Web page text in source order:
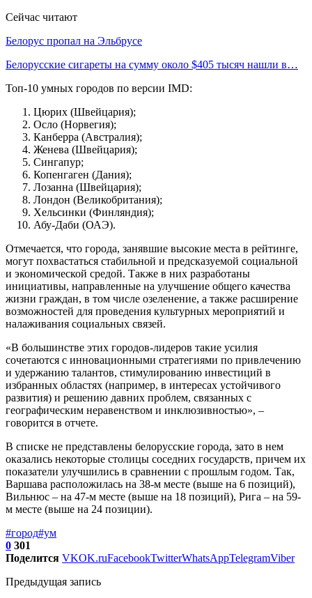
Сейчас читают
Белорус пропал на Эльбрусе
Белорусские сигареты на сумму около $405 тысяч нашли в…
Топ-10 умных городов по версии IMD:
Цюрих (Швейцария);
Осло (Норвегия);
Канберра (Австралия);
Женева (Швейцария);
Сингапур;
Копенгаген (Дания);
Лозанна (Швейцария);
Лондон (Великобритания);
Хельсинки (Финляндия);
Абу-Даби (ОАЭ).
Отмечается, что города, занявшие высокие места в рейтинге,
могут похвастаться стабильной и предсказуемой социальной
и экономической средой. Также в них разработаны
инициативы, направленные на улучшение общего качества
жизни граждан, в том числе озеленение, а также расширение
возможностей для проведения культурных мероприятий и
налаживания социальных связей.
«В большинстве этих городов-лидеров такие усилия
сочетаются с инновационными стратегиями по привлечению
и удержанию талантов, стимулированию инвестиций в
избранных областях (например, в интересах устойчивого
развития) и решению давних проблем, связанных с
географическим неравенством и инклюзивностью», –
говорится в отчете.
В списке не представлены белорусские города, зато в нем
оказались некоторые столицы соседних государств, причем их
показатели улучшились в сравнении с прошлым годом. Так,
Варшава расположилась на 38-м месте (выше на 6 позиций),
Вильнюс – на 47-м месте (выше на 18 позиций), Рига – на 59-
м месте (выше на 24 позиции).
#город#ум
0 301
Поделится VKOK.ruFacebookTwitterWhatsAppTelegramViber
Предыдущая запись